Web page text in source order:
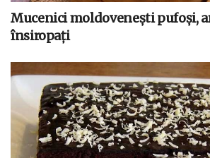
Mucenici moldovenești pufoși,
însiropați